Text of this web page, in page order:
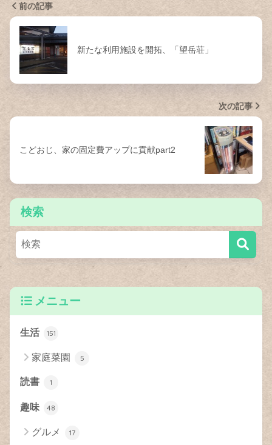
前の記事
新たな利用施設を開拓、「望岳荘」
次の記事
こどおじ、家の固定費アップに貢献part2
検索
メニュー
生活 151
家庭菜園 5
読書 1
趣味 48
グルメ 17